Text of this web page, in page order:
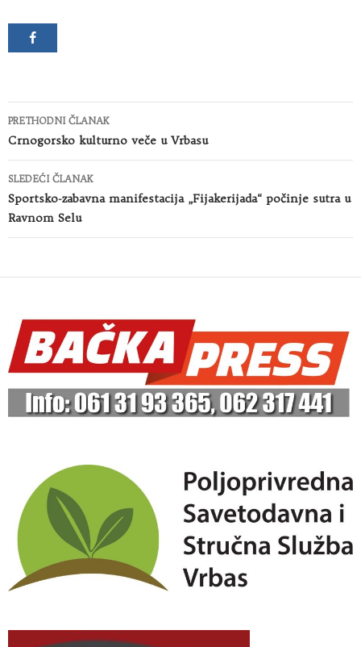
Kretanje
članaka
PRETHODNI ČLANAK
Crnogorsko kulturno veče u Vrbasu
SLEDEĆI ČLANAK
Sportsko-zabavna manifestacija „Fijakerijada“ počinje sutra u
Ravnom Selu